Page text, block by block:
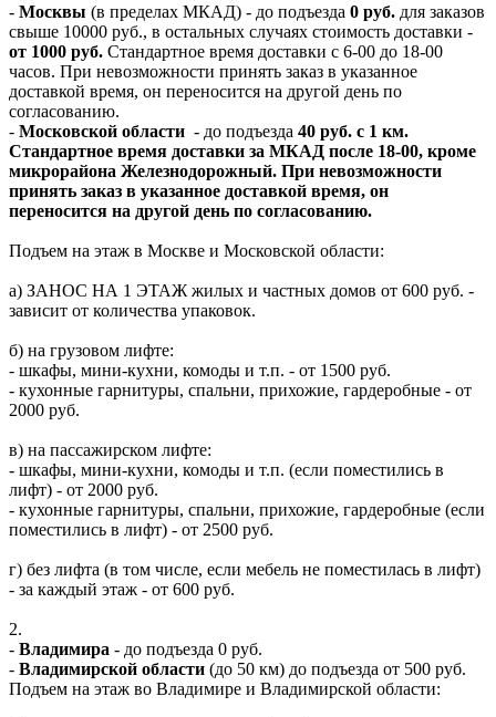
- Москвы (в пределах МКАД) - до подъезда 0 руб. для заказов
свыше 10000 руб., в остальных случаях стоимость доставки -
от 1000 руб. Стандартное время доставки с 6-00 до 18-00
часов. При невозможности принять заказ в указанное
доставкой время, он переносится на другой день по
согласованию.
- Московской области - до подъезда 40 руб. с 1 км.
Стандартное время доставки за МКАД после 18-00, кроме
микрорайона Железнодорожный. При невозможности
принять заказ в указанное доставкой время, он
переносится на другой день по согласованию.
Подъем на этаж в Москве и Московской области:
а) ЗАНОС НА 1 ЭТАЖ жилых и частных домов от 600 руб. -
зависит от количества упаковок.
б) на грузовом лифте:
- шкафы, мини-кухни, комоды и т.п. - от 1500 руб.
- кухонные гарнитуры, спальни, прихожие, гардеробные - от
2000 руб.
в) на пассажирском лифте:
- шкафы, мини-кухни, комоды и т.п. (если поместились в
лифт) - от 2000 руб.
- кухонные гарнитуры, спальни, прихожие, гардеробные (если
поместились в лифт) - от 2500 руб.
г) без лифта (в том числе, если мебель не поместилась в лифт)
- за каждый этаж - от 600 руб.
2.
- Владимира - до подъезда 0 руб.
- Владимирской области (до 50 км) до подъезда от 500 руб.
Подъем на этаж во Владимире и Владимирской области: